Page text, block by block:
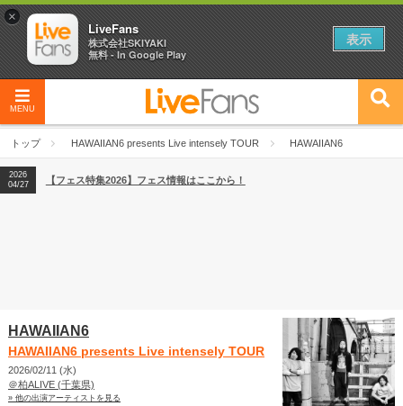
MENU
トップ HAWAIIAN6 presents Live intensely TOUR HAWAIIAN6
2026
04/27
2026
【ライブ動員ランキング】2026年上半期編発表！
2026
04/27
【フェス特集2026】フェス情報はここから！
HAWAIIAN6
HAWAIIAN6 presents Live intensely TOUR
2026/02/11 (水)
＠柏ALIVE (千葉県)
» 他の出演アーティストを見る
×
LiveFans
株式会社SKIYAKI
無料 - In Google Play
表示